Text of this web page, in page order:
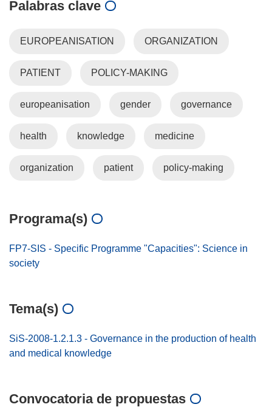
Palabras clave
EUROPEANISATION ORGANIZATION
PATIENT POLICY-MAKING
europeanisation gender governance
health knowledge medicine
organization patient policy-making
Programa(s)
FP7-SIS - Specific Programme "Capacities": Science in
society
Tema(s)
SiS-2008-1.2.1.3 - Governance in the production of health
and medical knowledge
Convocatoria de propuestas